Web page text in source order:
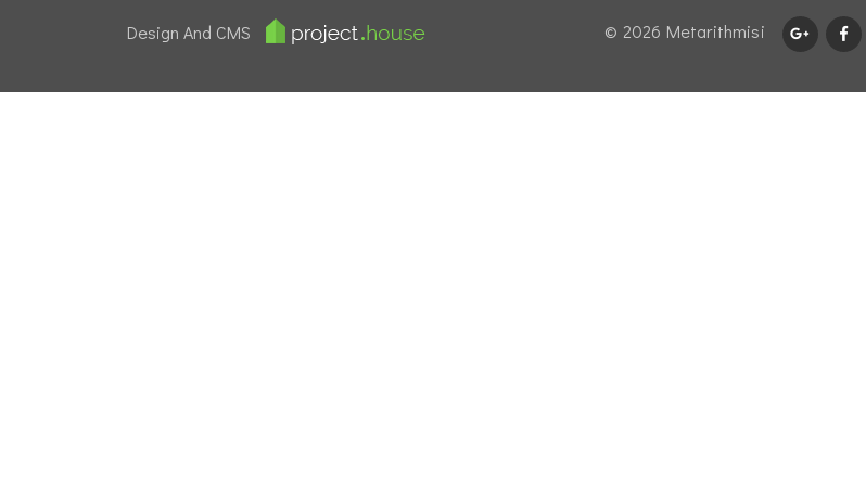
Design And CMS © 2026 Μetarithmisi